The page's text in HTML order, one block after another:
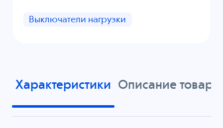
Выключатели нагрузки
Характеристики Описание товара